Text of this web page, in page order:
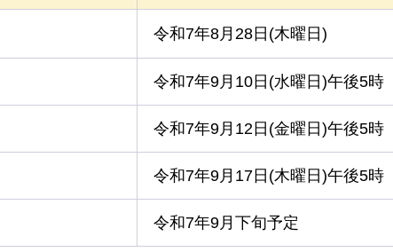
令和7年8月28日(木曜日)
令和7年9月10日(水曜日)午後5時
令和7年9月12日(金曜日)午後5時
令和7年9月17日(木曜日)午後5時
令和7年9月下旬予定